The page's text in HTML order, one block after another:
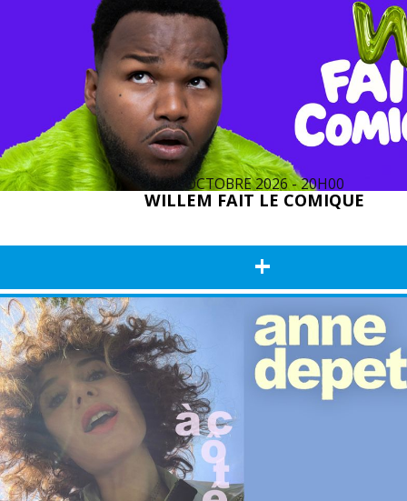
22 OCTOBRE 2026 - 20H00
WILLEM FAIT LE COMIQUE
+